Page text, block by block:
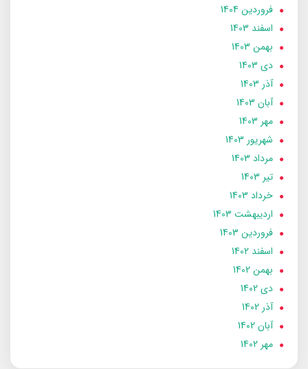
فروردین 1404
اسفند 1403
بهمن 1403
دی 1403
آذر 1403
آبان 1403
مهر 1403
شهریور 1403
مرداد 1403
تير 1403
خرداد 1403
ارديبهشت 1403
فروردین 1403
اسفند 1402
بهمن 1402
دی 1402
آذر 1402
آبان 1402
مهر 1402